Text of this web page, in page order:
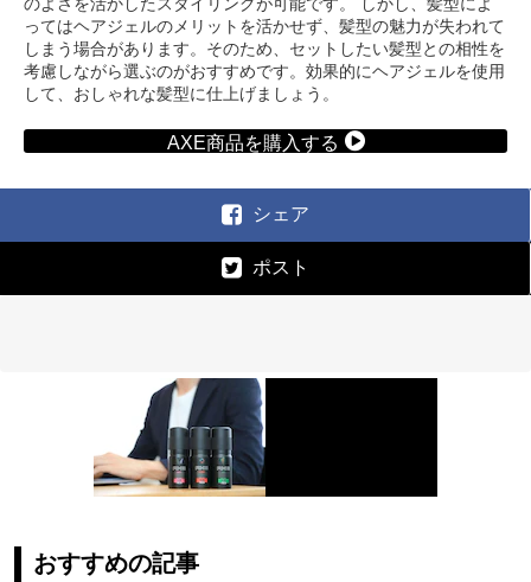
ってはヘアジェルのメリットを活かせず、髪型の魅力が失われて
しまう場合があります。そのため、セットしたい髪型との相性を
考慮しながら選ぶのがおすすめです。効果的にヘアジェルを使用
して、おしゃれな髪型に仕上げましょう。
AXE商品を購入する
シェア
ポスト
おすすめの記事